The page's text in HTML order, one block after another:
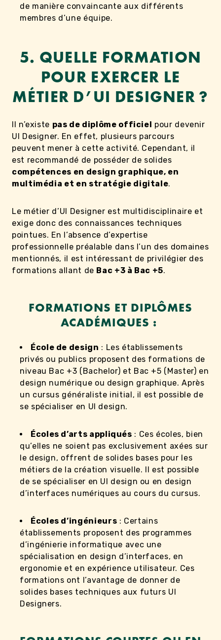
de manière convaincante aux différents
membres d’une équipe.
5. QUELLE FORMATION
POUR EXERCER LE
MÉTIER D’UI DESIGNER ?
Il n’existe pas de diplôme officiel
pour devenir
UI Designer. En effet, plusieurs parcours
peuvent mener à cette activité. Cependant, il
est recommandé de posséder de solides
compétences en design graphique, en
multimédia et en stratégie digitale.
Le métier d’UI Designer est multidisciplinaire et
exige donc des connaissances techniques
pointues. En l’absence d’expertise
professionnelle préalable dans l’un des domaines
mentionnés, il est intéressant de privilégier des
formations allant de Bac +3 à Bac +5.
FORMATIONS ET DIPLÔMES
ACADÉMIQUES :
École de design : Les établissements
privés ou publics proposent des formations de
niveau Bac +3 (Bachelor) et Bac +5 (Master) en
design numérique ou design graphique. Après
un cursus généraliste initial, il est possible de
se spécialiser en UI design.
Écoles d’arts appliqués : Ces écoles, bien
qu’elles ne soient pas exclusivement axées sur
le design, offrent de solides bases pour les
métiers de la création visuelle. Il est possible
de se spécialiser en UI design ou en design
d’interfaces numériques au cours du cursus.
Écoles d’ingénieurs : Certains
établissements proposent des programmes
d’ingénierie informatique avec une
spécialisation en design d’interfaces, en
ergonomie et en expérience utilisateur. Ces
formations ont l’avantage de donner de
solides bases techniques aux futurs UI
Designers.